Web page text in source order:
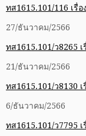
ทส1615.101/116 เรื่
27/ธันวาคม/2566
ทส1615.101/ว8265
21/ธันวาคม/2566
ทส1615.101/ว8130
6/ธันวาคม/2566
ทส1615.101/ว7795